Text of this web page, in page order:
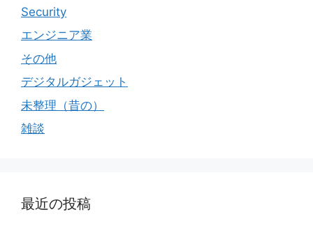
Security
エンジニア業
その他
デジタルガジェット
未整理（昔の）
雑談
最近の投稿